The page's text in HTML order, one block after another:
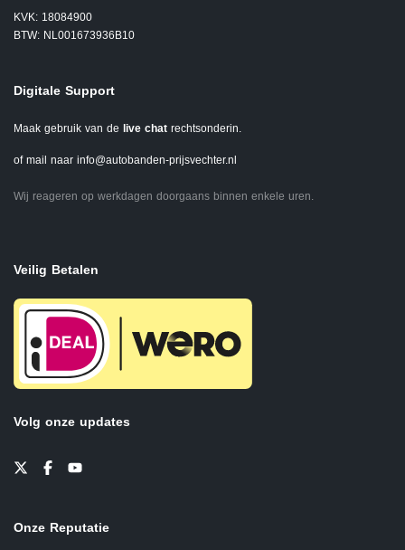
KVK: 18084900
BTW: NL001673936B10
Digitale Support
Maak gebruik van de live chat rechtsonderin.
of mail naar info@autobanden-prijsvechter.nl
Wij reageren op werkdagen doorgaans binnen enkele uren.
Veilig Betalen
Volg onze updates
Onze Reputatie